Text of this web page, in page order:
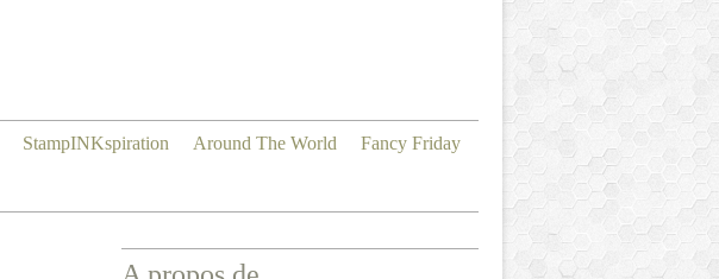
StampINKspiration Around The World Fancy Friday